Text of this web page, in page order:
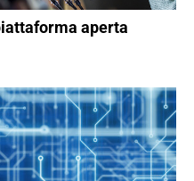
aperta